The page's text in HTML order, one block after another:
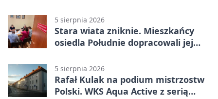
5 sierpnia 2026
Stara wiata zniknie. Mieszkańcy
osiedla Południe dopracowali jej
5 sierpnia 2026
Rafał Kulak na podium mistrzostw
Polski. WKS Aqua Active z serią